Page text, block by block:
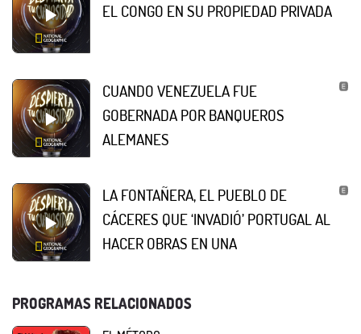
EL CONGO EN SU PROPIEDAD PRIVADA
CUANDO VENEZUELA FUE
GOBERNADA POR BANQUEROS
ALEMANES
LA FONTAÑERA, EL PUEBLO DE
CÁCERES QUE ‘INVADIÓ’ PORTUGAL AL
HACER OBRAS EN UNA
PROGRAMAS RELACIONADOS